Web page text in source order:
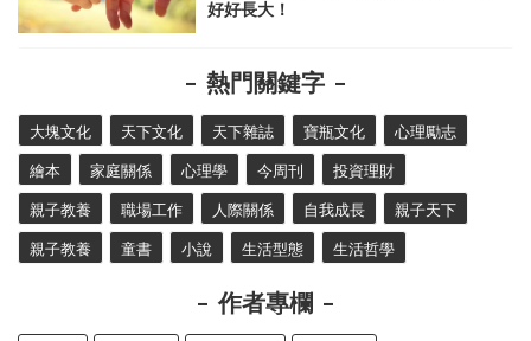
好好長大！
熱門關鍵字
大塊文化 天下文化 天下雜誌 寶瓶文化 心理勵志
繪本 家庭關係 心理學 今周刊 投資理財
親子教養 職場工作 人際關係 自我成長 親子天下
親子教養 童書 小說 生活型態 生活哲學
作者專欄